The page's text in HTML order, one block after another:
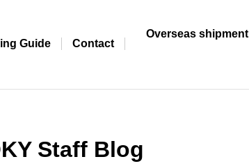
Overseas shipment
Guide Contact
Staff Blog